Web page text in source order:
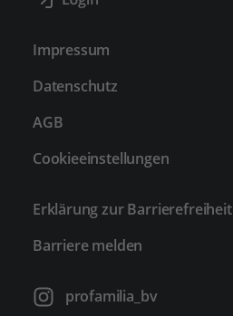
Impressum
Datenschutz
AGB
Cookieeinstellungen
Erklärung zur Barrierefreiheit
Barriere melden
profamilia_bv